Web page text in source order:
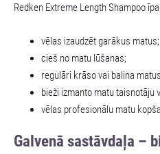
Redken Extreme Length Shampoo
vēlas izaudzēt garākus matus;
cieš no matu lūšanas;
regulāri krāso vai balina
bieži izmanto matu taisnotāju
vēlas profesionālu matu
Galvenā sastāvdaļa –